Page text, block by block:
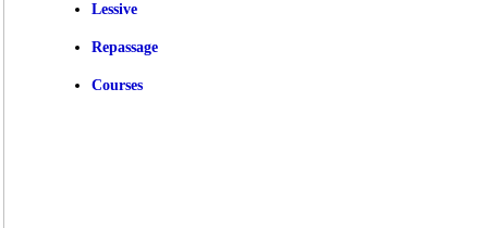
Lessive
Repassage
Courses